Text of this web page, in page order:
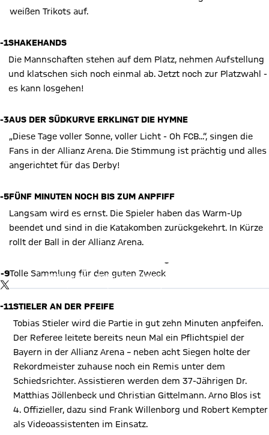
weißen Trikots auf.
-1SHAKEHANDS
Die Mannschaften stehen auf dem Platz, nehmen Aufstellung
und klatschen sich noch einmal ab. Jetzt noch zur Platzwahl -
es kann losgehen!
-3AUS DER SÜDKURVE ERKLINGT DIE HYMNE
„Diese Tage voller Sonne, voller Licht - Oh FCB...“, singen die
Fans in der Allianz Arena. Die Stimmung ist prächtig und alles
angerichtet für das Derby!
-5FÜNF MINUTEN NOCH BIS ZUM ANPFIFF
Langsam wird es ernst. Die Spieler haben das Warm-Up
beendet und sind in die Katakomben zurückgekehrt. In Kürze
rollt der Ball in der Allianz Arena.
-9
TWITTER-BEITRAG
Tolle Sammlung für den guten Zweck
Mit Klick auf den Button ermöglichen Sie es diesem sozialen
verarbeiten. Vorher kann das soziale Netzwerk keine Daten über
wird für alle Inhalte des sozialen Netzwerks auf unserer Website
Einwilligungslösungändern. Details:Datenschutzerklärung
-11STIELER AN DER PFEIFE
Tobias Stieler wird die Partie in gut zehn Minuten anpfeifen.
Der Referee leitete bereits neun Mal ein Pflichtspiel der
Bayern in der Allianz Arena – neben acht Siegen holte der
Rekordmeister zuhause noch ein Remis unter dem
Schiedsrichter. Assistieren werden dem 37-Jährigen Dr.
Matthias Jöllenbeck und Christian Gittelmann. Arno Blos ist
4. Offizieller, dazu sind Frank Willenborg und Robert Kempter
als Videoassistenten im Einsatz.